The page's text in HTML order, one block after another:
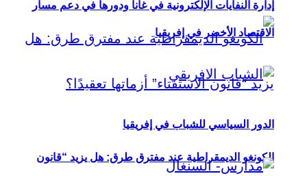
الكونغو الديمقراطية عند مفترق طرق: هل يزيد “قانون
إدارة النفايات الإلكترونية في غانا ودورها في دعم مسار
الاقتصاد الأخضر في إفريقيا
الدور السياسي للشباب في إفريقيا